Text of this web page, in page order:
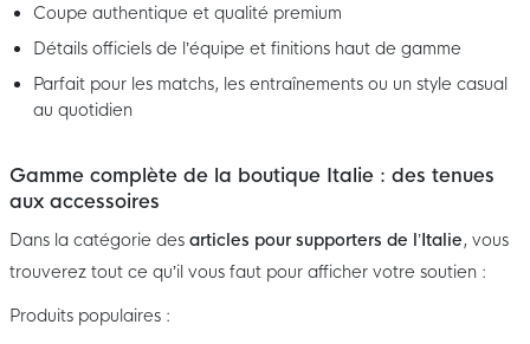
Coupe authentique et qualité premium
Détails officiels de l’équipe et finitions haut de gamme
Parfait pour les matchs, les entraînements ou un style casual
au quotidien
Gamme complète de la boutique Italie : des tenues
aux accessoires
Dans la catégorie des articles pour supporters de l’Italie, vous
trouverez tout ce qu’il vous faut pour afficher votre soutien :
Produits populaires :